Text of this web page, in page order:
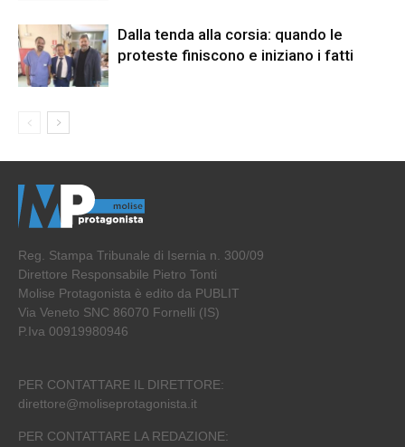
Dalla tenda alla corsia: quando le
proteste finiscono e iniziano i fatti
Reg. Stampa Tribunale di Isernia n. 300/09
Direttore Responsabile Pietro Tonti
Molise Protagonista è edito da PUBLIT
Via Veneto SNC 86070 Fornelli (IS)
P.Iva 00919980946
PER CONTATTARE IL DIRETTORE:
direttore@moliseprotagonista.it
PER CONTATTARE LA REDAZIONE: